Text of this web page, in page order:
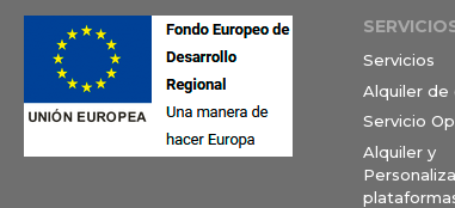
Servicios
Alquiler de
Servicio
Alquiler y